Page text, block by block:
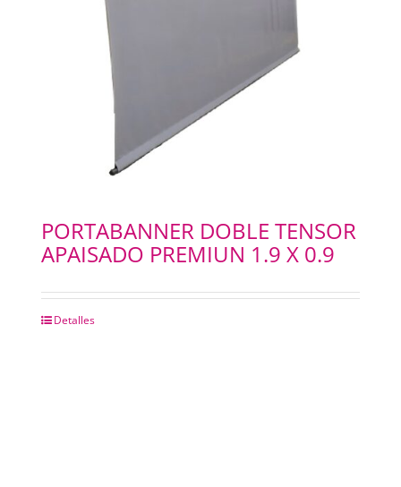
PORTABANNER DOBLE TENSOR
APAISADO PREMIUN 1.9 X 0.9
Detalles